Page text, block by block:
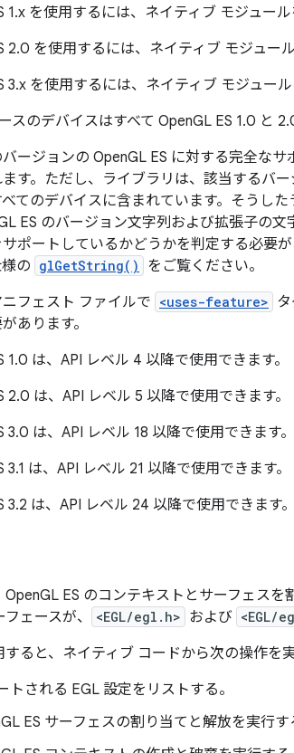
1.x を使用するには、ネイティブ モジュール
2.0 を使用するには、ネイティブ モジュー
3.x を使用するには、ネイティブ モジュール
スのデバイスはすべて OpenGL ES 1.0 と
ージョンの OpenGL ES に対する完全な
す。ただし、ライブラリは、該当するバ
てのデバイスに含まれています。そうし
ES のバージョン文字列および拡張子の
ポートしているかどうかを判定する必要
の glGetString()
をご覧ください。
フェスト ファイルで <uses-feature>
あります。
1.0 は、API レベル 4 以降で使用できます。
2.0 は、API レベル 5 以降で使用できます。
3.0 は、API レベル 18 以降で使用できます。
3.1 は、API レベル 21 以降で使用できます。
3.2 は、API レベル 24 以降で使用できます。
OpenGL ES のコンテキストとサーフェス
ェースが、
<EGL/egl.h> および <EGL/
すると、ネイティブ コードから次の操作を実
トされる EGL 設定をリストする。
ES サーフェスの割り当てと解放を実行す